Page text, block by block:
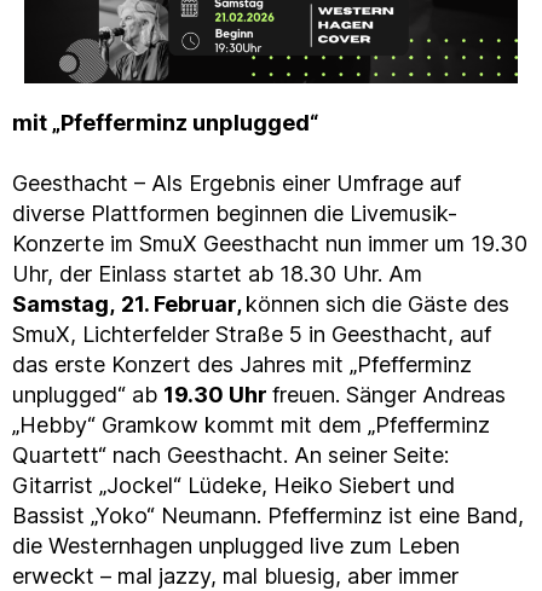
mit „Pfefferminz unplugged“
Geesthacht – Als Ergebnis einer Umfrage auf
diverse Plattformen beginnen die Livemusik-
Konzerte im SmuX Geesthacht nun immer um 19.30
Uhr, der Einlass startet ab 18.30 Uhr. Am
Samstag, 21. Februar,können sich die Gäste des
SmuX, Lichterfelder Straße 5 in Geesthacht, auf
das erste Konzert des Jahres mit „Pfefferminz
unplugged“ ab 19.30 Uhr freuen. Sänger Andreas
„Hebby“ Gramkow kommt mit dem „Pfefferminz
Quartett“ nach Geesthacht. An seiner Seite:
Gitarrist „Jockel“ Lüdeke, Heiko Siebert und
Bassist „Yoko“ Neumann. Pfefferminz ist eine Band,
die Westernhagen unplugged live zum Leben
erweckt – mal jazzy, mal bluesig, aber immer